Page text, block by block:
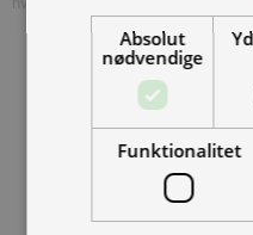
Absolut
nødvendige
Funktionalitet